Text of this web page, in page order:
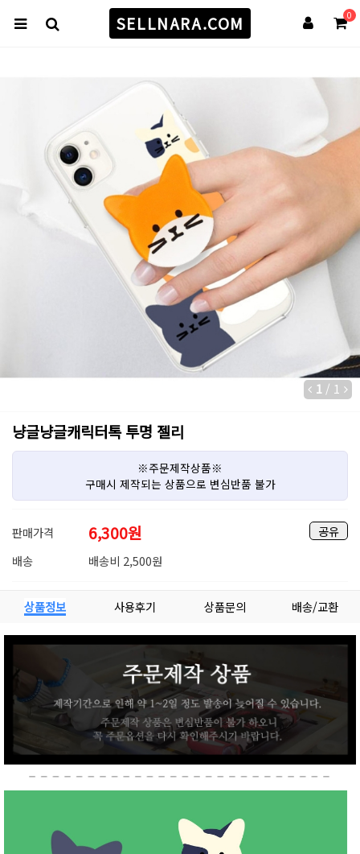
0
SELLNARA.COM
1 / 1
냥글냥글캐릭터톡 투명 젤리
※주문제작상품※
구매시 제작되는 상품으로 변심반품 불가
공유
판매가격 6,300원
배송 배송비 2,500원
상품정보 사용후기 상품문의 배송/교환